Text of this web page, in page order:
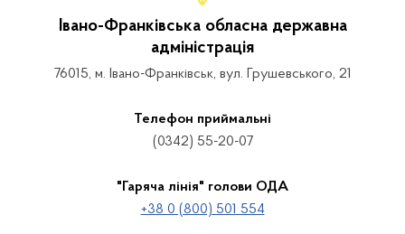
Івано-Франківська обласна державна
адміністрація
76015, м. Івано-Франківськ, вул. Грушевського, 21
Телефон приймальні
(0342) 55-20-07
"Гаряча лінія" голови ОДА
+38 0 (800) 501 554